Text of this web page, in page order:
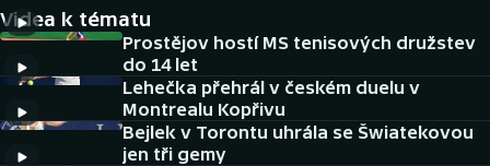
Cyklistika
DALŠÍ SPORTY
Americký fotbal
NEPŘEHLÉDNĚTE
Videa k tématu
Prostějov hostí MS tenisových družstev
do 14 let
Lehečka přehrál v českém duelu v
Montrealu Kopřivu
Bejlek v Torontu uhrála se Šwiatekovou
jen tři gemy